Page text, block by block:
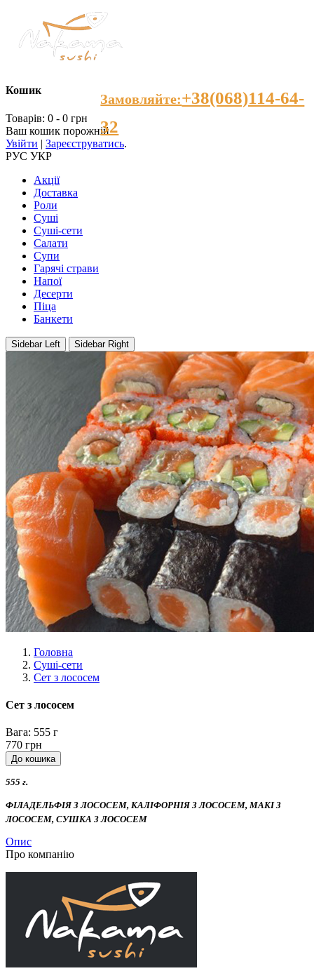
Замовляйте:+38(068)114-64-
32
Кошик
Товарів: 0 - 0 грн
Ваш кошик порожній
Увійти | Зареєструватись.
РУС УКР
Акції
Доставка
Роли
Суші
Суші-сети
Салати
Супи
Гарячі страви
Напої
Десерти
Пiца
Банкети
Sidebar Left Sidebar Right
Головна
Суші-сети
Сет з лососем
Сет з лососем
Вага: 555 г
770 грн
555 г.
ФІЛАДЕЛЬФІЯ З ЛОСОСЕМ, КАЛІФОРНІЯ З ЛОСОСЕМ, МАКІ З
ЛОСОСЕМ, СУШКА З ЛОСОСЕМ
Опис
Про компанію